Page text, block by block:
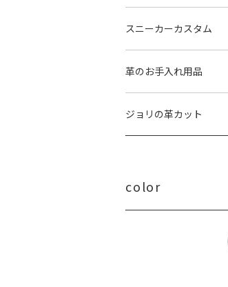
スニーカーカスタム
革のお手入れ用品
ジョリの革カット
color